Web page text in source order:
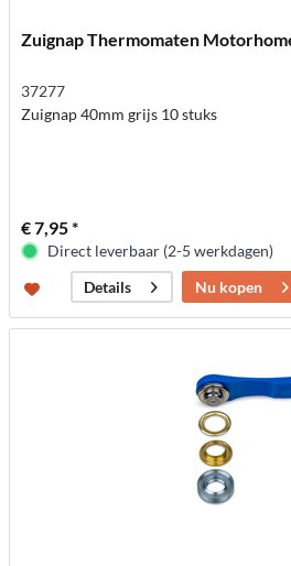
Zuignap Thermomaten
37277
Zuignap 40mm grijs 10 stuks
€ 7,95 *
Direct leverbaar (2-5 werkdagen)
Details
Nu kopen